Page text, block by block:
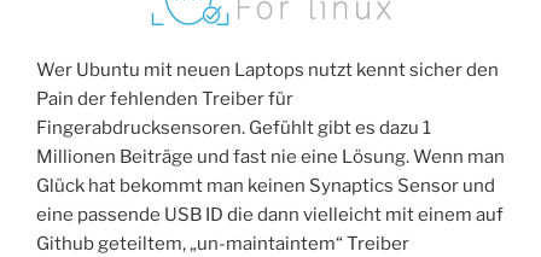
Wer Ubuntu mit neuen Laptops nutzt kennt sicher den
Pain der fehlenden Treiber für
Fingerabdrucksensoren. Gefühlt gibt es dazu 1
Millionen Beiträge und fast nie eine Lösung. Wenn man
Glück hat bekommt man keinen Synaptics Sensor und
eine passende USB ID die dann vielleicht mit einem auf
Github geteiltem, „un-maintaintem“ Treiber